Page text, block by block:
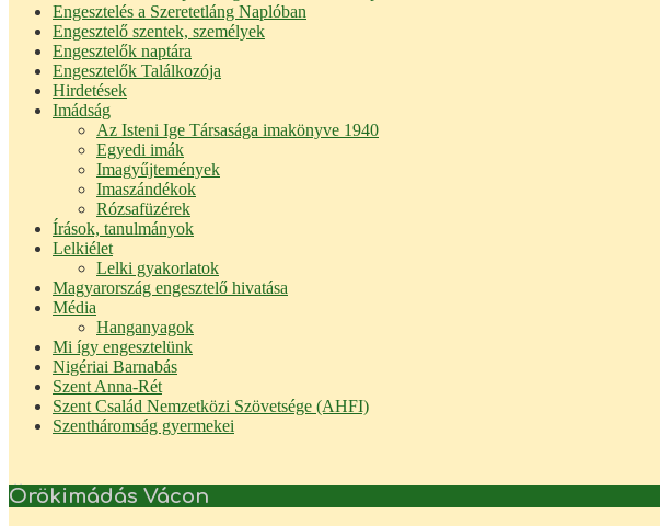
Engesztelés a Szeretetláng Naplóban
Engesztelő szentek, személyek
Engesztelők naptára
Engesztelők Találkozója
Hirdetések
Imádság
Az Isteni Ige Társasága imakönyve 1940
Egyedi imák
Imagyűjtemények
Imaszándékok
Rózsafüzérek
Írások, tanulmányok
Lelkiélet
Lelki gyakorlatok
Magyarország engesztelő hivatása
Média
Hanganyagok
Mi így engesztelünk
Nigériai Barnabás
Szent Anna-Rét
Szent Család Nemzetközi Szövetsége (AHFI)
Szentháromság gyermekei
Örökimádás Vácon